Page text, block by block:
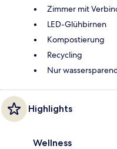
Zimmer mit
LED-Glühbirnen
Kompostierung
Recycling
Nur
Highlights
Wellness